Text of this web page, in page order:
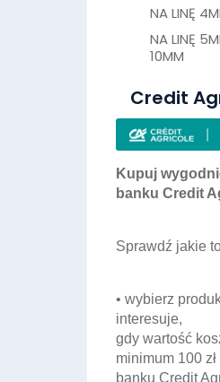
NA LINĘ
NA LINĘ
10MM
Credit
Kupuj
banku Credit
Sprawdź jakie
• wybierz
interesuje,
gdy wartość
minimum 100
banku Credit